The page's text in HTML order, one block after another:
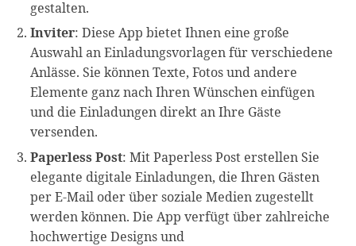
gestalten.
Inviter: Diese App bietet Ihnen eine große
Auswahl an Einladungsvorlagen für verschiedene
Anlässe. Sie können Texte, Fotos und andere
Elemente ganz nach Ihren Wünschen einfügen
und die Einladungen direkt an Ihre Gäste
versenden.
Paperless Post: Mit Paperless Post erstellen Sie
elegante digitale Einladungen, die Ihren Gästen
per E-Mail oder über soziale Medien zugestellt
werden können. Die App verfügt über zahlreiche
hochwertige Designs und